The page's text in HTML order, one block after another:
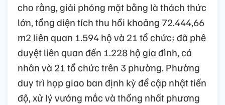
cho rằng, giải phóng mặt bằng là thách thức
lớn, tổng diện tích thu hồi khoảng 72.444,66
m2 liên quan 1.594 hộ và 21 tổ chức; đã phê
duyệt liên quan đến 1.228 hộ gia đình, cá
nhân và 21 tổ chức trên 3 phường. Phường
duy trì họp giao ban định kỳ để cập nhật tiến
độ, xử lý vướng mắc và thống nhất phương